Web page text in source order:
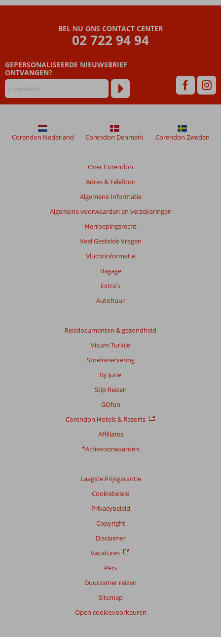
appartementen,
bungalows en
BEL NU ONS CONTACT CENTER
02 722 94 94
GEPERSONALISEERDE NIEUWSBRIEF
ONTVANGEN?
Over Corendon
Adres & Telefoon
Algemene Informatie
Algemene voorwaarden en verzekeringen
Herroepingsrecht
Veel Gestelde Vragen
Vluchtinformatie
Bagage
Extra's
Autohuur
Reisdocumenten & gezondheid
Visum Turkije
Stoelreservering
By June
Stip Reizen
GOfun
Corendon Hotels & Resorts
Affiliates
*Actievoorwaarden
Laagste Prijsgarantie
Cookiebeleid
Privacybeleid
Copyright
Disclaimer
Vacatures
Pers
Duurzamer reizen
Sitemap
Open cookievoorkeuren
Corendon Nederland Corendon Denmark Corendon Zweden